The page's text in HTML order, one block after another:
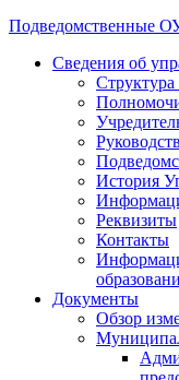
Подведомственные
Сведения об
Структура
История
Реквизиты
Контакты
Документы
Обзор